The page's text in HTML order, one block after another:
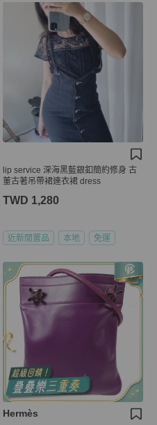
lip service 深海黑藍銀釦簡約修身 古
董古著吊帶裙連衣裙 dress
TWD 1,280
近新閒置品 本地 免運
Hermès